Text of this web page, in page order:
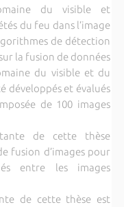
du visible et
du feu dans l’image
de détection
la fusion de données
du visible et du
développés et évalués
de 100 images
de cette thèse
fusion d’images pour
entre les images
de cette thèse est